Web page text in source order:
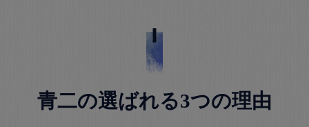
青二の選ばれる3つの理由